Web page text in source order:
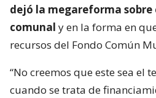
dejó la megareforma
comunal y en la forma en
recursos del Fondo Común
“No creemos que este sea el
cuando se trata de